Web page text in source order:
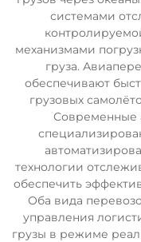
системами
механизмами
груза.
обеспечивают
грузовых
Современные
технологии
обеспечить
Оба вида
управления
грузы в режиме